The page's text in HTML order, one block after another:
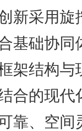
新采用旋
基础协同
架结构与
合的现代
靠、空间